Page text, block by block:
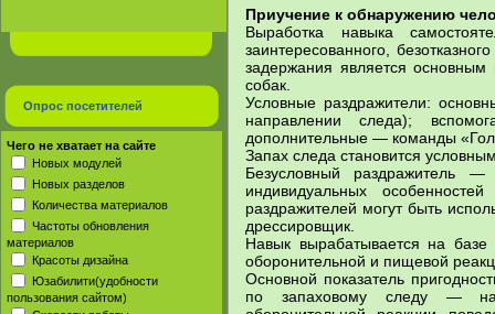
Опрос посетителей
Чего не хватает на сайте
Новых модулей
Новых разделов
Количества материалов
Частоты обновления
материалов
Красоты дизайна
Юзабилити(удобности
пользования сайтом)
Приучение к обнаружению
Выработка навыка
заинтересованного,
задержания является
собак.
Условные раздражители:
направлении следа);
дополнительные — команды
Запах следа становится
Безусловный раздражитель
индивидуальных
раздражителей могут быть
дрессировщик.
Навык вырабатывается на базе
оборонительной и пищевой
Основной показатель
по запаховому следу —